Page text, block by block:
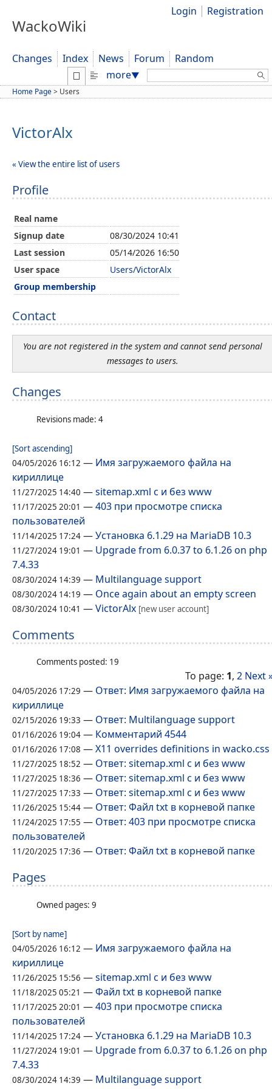
WackoWiki
Login Registration
Changes Index News Forum
Random
more▼ Search:
Home Page> Users
VictorAlx
« View the entire list of users
Profile
Real name
Signup date
08/30/2024 10:41
Last session
05/14/2026 16:50
User space
Users/VictorAlx
Group membership
Contact
You are not registered in the system and cannot send personal
messages to users.
Changes
Revisions made: 4
[Sort ascending]
04/05/2026 16:12 — Имя загружаемого файла на
кириллице
11/27/2025 14:40 —sitemap.xml с и без www
11/17/2025 20:01 —403 при просмотре списка
пользователей
11/14/2025 17:24 —Установка 6.1.29 на MariaDB 10.3
11/27/2024 19:01 — Upgrade from 6.0.37 to 6.1.26 on php
7.4.33
08/30/2024 14:39 — Multilanguage support
08/30/2024 14:19 — Once again about an empty screen
08/30/2024 10:41 —VictorAlx [new user account]
Comments
Comments posted: 19
To page: 1,2 Next
04/05/2026 17:29 — Ответ: Имя загружаемого файла на
кириллице
02/15/2026 19:33 — Ответ: Multilanguage support
01/16/2026 19:04 — Комментарий 4544
01/16/2026 17:08 —X11 overrides definitions in wacko.css
11/27/2025 18:52 — Ответ: sitemap.xml с и без www
11/27/2025 18:36 — Ответ: sitemap.xml с и без www
11/27/2025 17:33 — Ответ: sitemap.xml с и без www
11/26/2025 15:44 — Ответ: Файл txt в корневой папке
11/24/2025 17:55 — Ответ: 403 при просмотре списка
пользователей
11/20/2025 17:36 — Ответ: Файл txt в корневой папке
Pages
Owned pages: 9
[Sort by name]
04/05/2026 16:12 — Имя загружаемого файла на
кириллице
11/26/2025 15:56 —sitemap.xml с и без www
11/18/2025 05:21 —Файл txt в корневой папке
11/17/2025 20:01 —403 при просмотре списка
пользователей
11/14/2025 17:24 —Установка 6.1.29 на MariaDB 10.3
11/27/2024 19:01 — Upgrade from 6.0.37 to 6.1.26 on php
7.4.33
08/30/2024 14:39 — Multilanguage support